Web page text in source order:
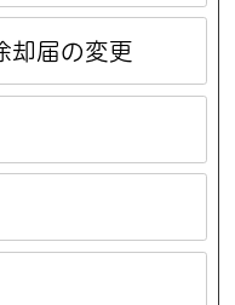
却届の変更